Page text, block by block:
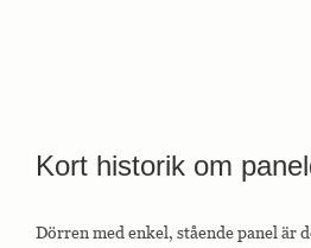
Kort historik om
Dörren med enkel, stående panel är